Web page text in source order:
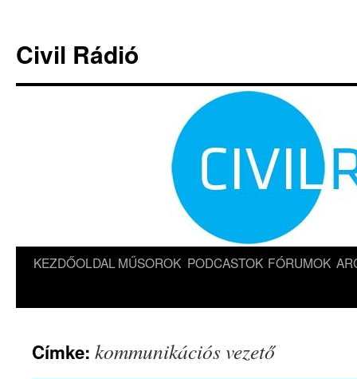
tartalomba
Civil Rádió
KEZDŐOLDAL MŰSOROK PODCASTOK FÓRUMOK
Címke: kommunikációs vezető